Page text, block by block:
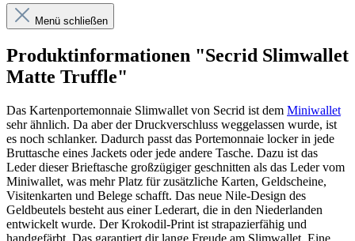
Menü schließen
Produktinformationen "Secrid Slimwallet
Matte Truffle"
Das Kartenportemonnaie Slimwallet von Secrid ist dem Miniwallet
sehr ähnlich. Da aber der Druckverschluss weggelassen wurde, ist
es noch schlanker. Dadurch passt das Portemonnaie locker in jede
Bruttasche eines Jackets oder jede andere Tasche. Dazu ist das
Leder dieser Brieftasche großzügiger geschnitten als das Leder vom
Miniwallet, was mehr Platz für zusätzliche Karten, Geldscheine,
Visitenkarten und Belege schafft. Das neue Nile-Design des
Geldbeutels besteht aus einer Lederart, die in den Niederlanden
entwickelt wurde. Der Krokodil-Print ist strapazierfähig und